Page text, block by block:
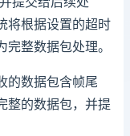
将根据设置的超时
整数据包处理。
的数据包含帧尾
整的数据包，并提